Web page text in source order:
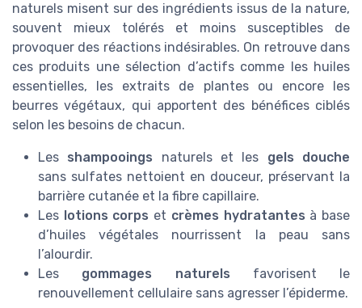
naturels misent sur des ingrédients issus de la nature,
souvent mieux tolérés et moins susceptibles de
provoquer des réactions indésirables. On retrouve dans
ces produits une sélection d’actifs comme les huiles
essentielles, les extraits de plantes ou encore les
beurres végétaux, qui apportent des bénéfices ciblés
selon les besoins de chacun.
Les shampooings naturels et les gels douche
sans sulfates nettoient en douceur, préservant la
barrière cutanée et la fibre capillaire.
Les lotions corps et crèmes hydratantes à base
d’huiles végétales nourrissent la peau sans
l’alourdir.
Les gommages naturels favorisent le
renouvellement cellulaire sans agresser l’épiderme.